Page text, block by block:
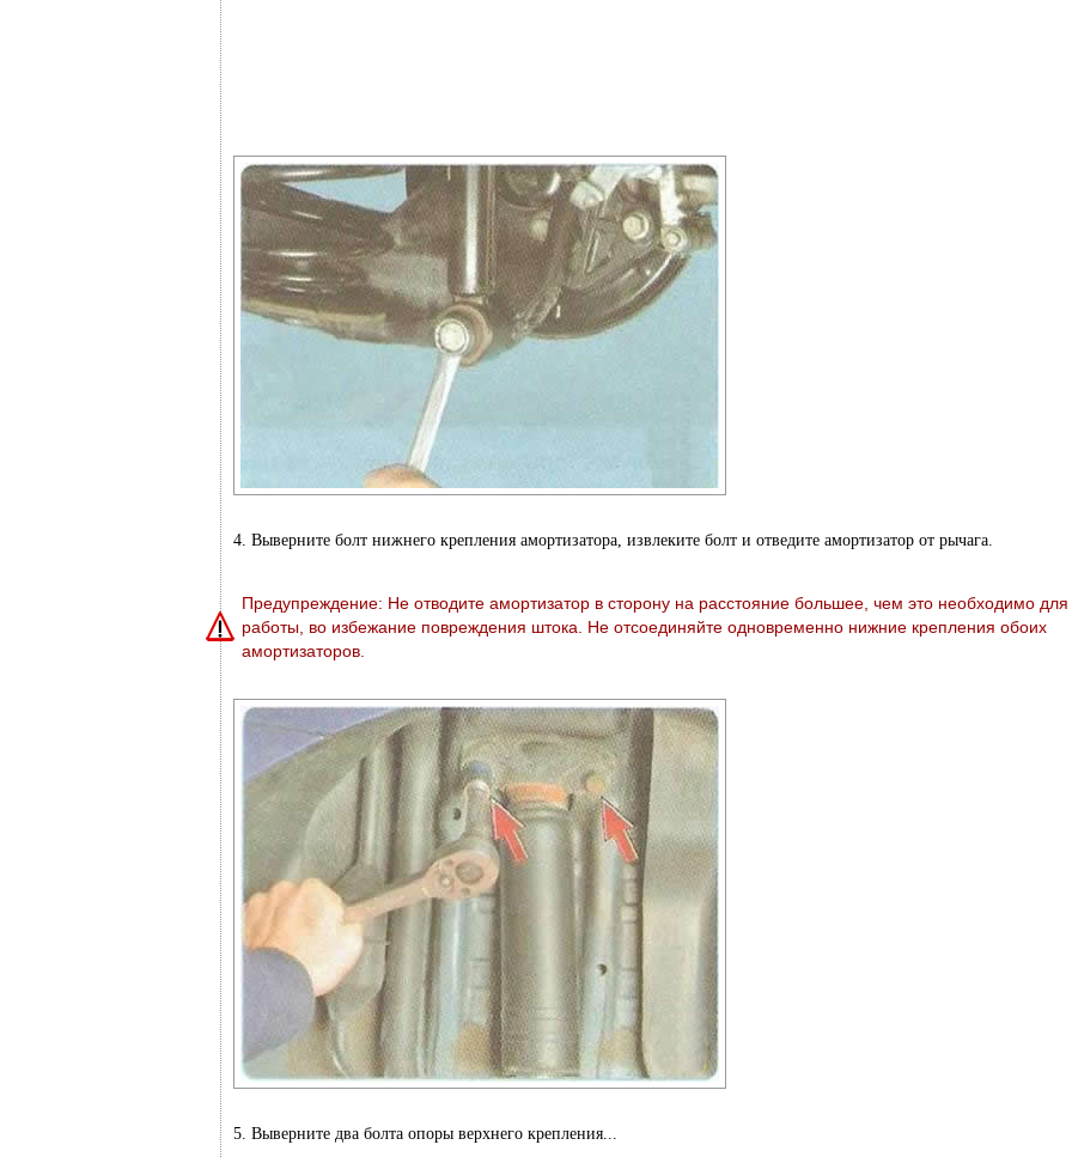
4. Выверните болт нижнего крепления амортизатора, извлеките болт и отведите амортизатор от рычага.
Предупреждение: Не отводите амортизатор в сторону на расстояние большее, чем это необходимо для
работы, во избежание повреждения штока. Не отсоединяйте одновременно нижние крепления обоих
амортизаторов.
5. Выверните два болта опоры верхнего крепления...